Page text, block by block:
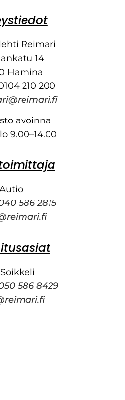
Reimari
14
Hamina
210 200
avoinna
9.00–14.00
586 2815
586 8429